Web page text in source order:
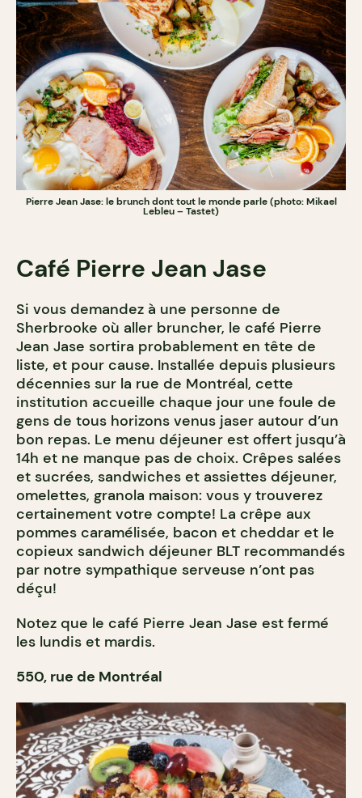
Pierre Jean Jase: le brunch dont tout le monde parle (photo: Mikael
Lebleu – Tastet)
Café Pierre Jean Jase
Si vous demandez à une personne de
Sherbrooke où aller bruncher, le café Pierre
Jean Jase sortira probablement en tête de
liste, et pour cause. Installée depuis plusieurs
décennies sur la rue de Montréal, cette
institution accueille chaque jour une foule de
gens de tous horizons venus jaser autour d’un
bon repas. Le menu déjeuner est offert jusqu’à
14h et ne manque pas de choix. Crêpes salées
et sucrées, sandwiches et assiettes déjeuner,
omelettes, granola maison: vous y trouverez
certainement votre compte! La crêpe aux
pommes caramélisée, bacon et cheddar et le
copieux sandwich déjeuner BLT recommandés
par notre sympathique serveuse n’ont pas
déçu!
Notez que le café Pierre Jean Jase est fermé
les lundis et mardis.
550, rue de Montréal